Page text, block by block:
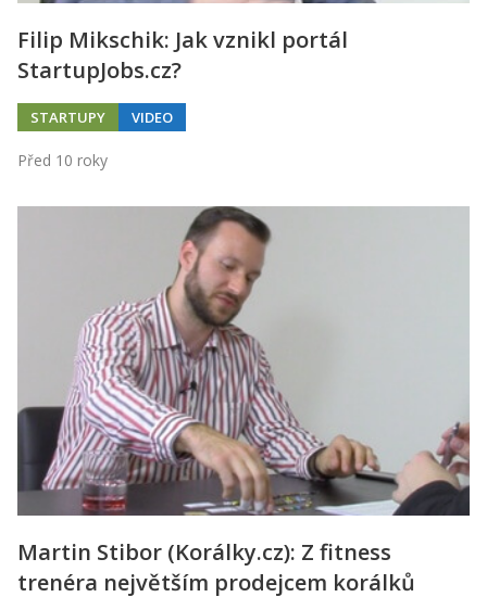
Filip Mikschik: Jak vznikl portál
StartupJobs.cz?
STARTUPY VIDEO
Před 10 roky
Martin Stibor (Korálky.cz): Z fitness
trenéra největším prodejcem korálků